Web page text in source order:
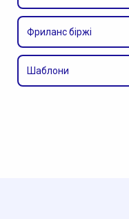
Фриланс біржі
Шаблони